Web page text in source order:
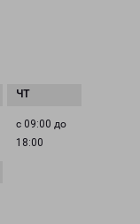
с 09:00 до
18:00